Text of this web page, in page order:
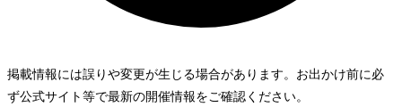
掲載情報には誤りや変更が生じる場合があります。お出かけ前に必
ず公式サイト等で最新の開催情報をご確認ください。